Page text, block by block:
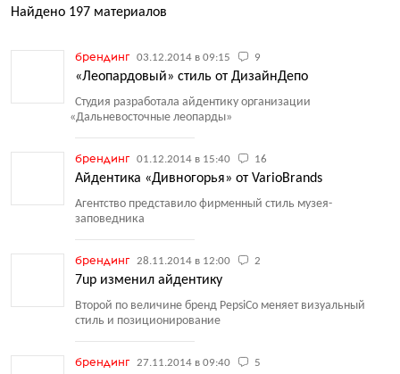
Найдено 197 материалов
брендинг 03.12.2014 в 09:15 9
«Леопардовый» стиль от ДизайнДепо
Студия разработала айдентику организации
«Дальневосточные леопарды»
брендинг 01.12.2014 в 15:40 16
Айдентика «Дивногорья» от VarioBrands
Агентство представило фирменный стиль музея-
заповедника
брендинг 28.11.2014 в 12:00 2
7up изменил айдентику
Второй по величине бренд PepsiCo меняет визуальный
стиль и позиционирование
брендинг 27.11.2014 в 09:40 5